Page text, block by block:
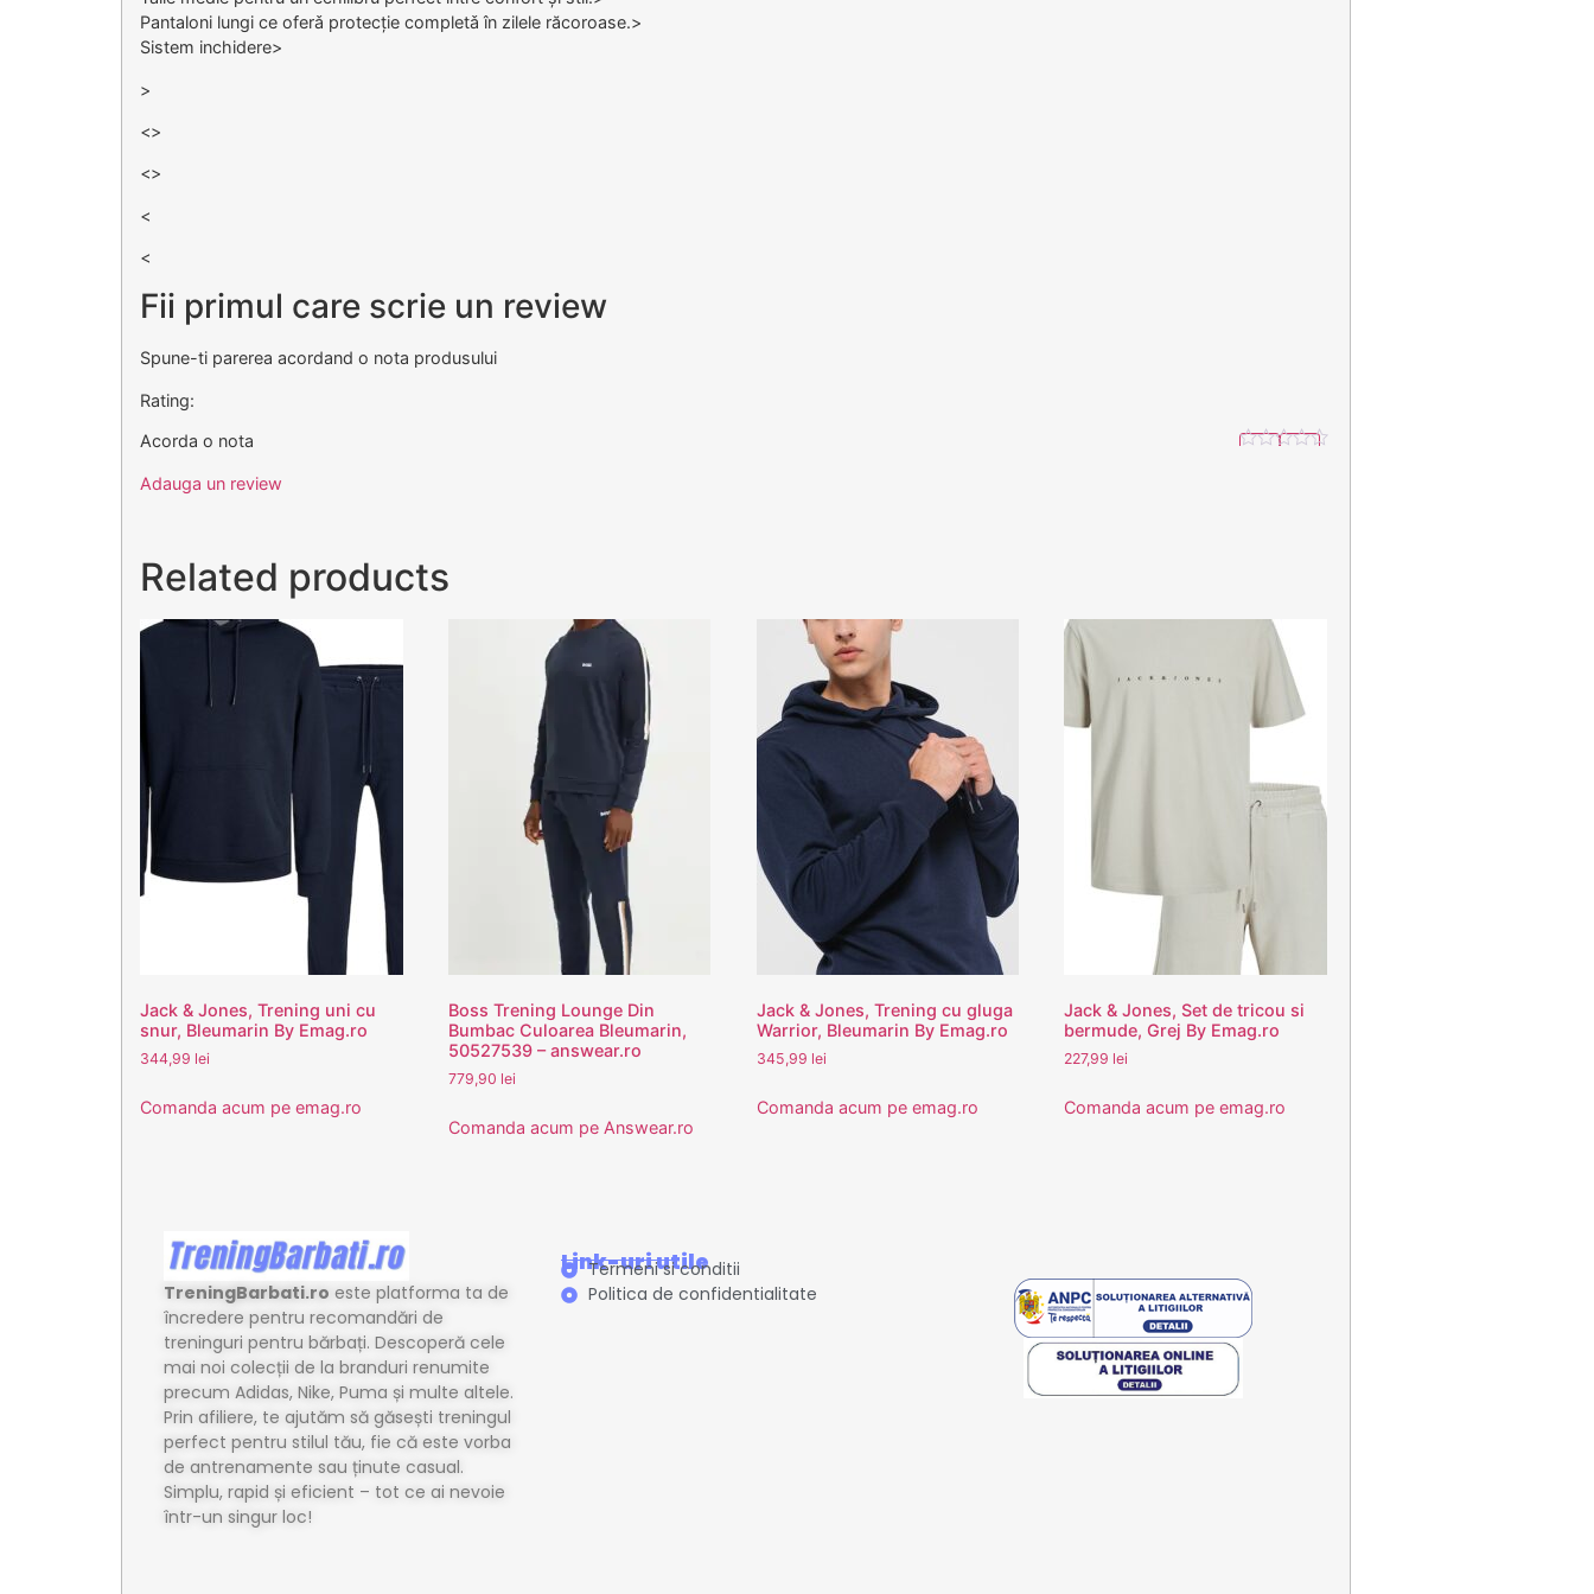
Pantaloni lungi ce oferǎ protecție completǎ în zilele răcoroase.>
Sistem inchidere>
>
<>
<>
<
<
Fii primul care scrie un review
Spune-ti parerea acordand o nota produsului
Rating:
Acorda o nota
Adauga un review
Related products
Jack & Jones, Trening uni cu
snur, Bleumarin By Emag.ro
344,99 lei
Comanda acum pe emag.ro
Boss Trening Lounge Din
Bumbac Culoarea Bleumarin,
50527539 – answear.ro
779,90 lei
Comanda acum pe Answear.ro
Jack & Jones, Trening cu gluga
Warrior, Bleumarin By Emag.ro
345,99 lei
Comanda acum pe emag.ro
Jack & Jones, Set de tricou si
bermude, Grej By Emag.ro
227,99 lei
Comanda acum pe emag.ro
TreningBarbati.ro este platforma ta de
încredere pentru recomandări de
treninguri pentru bărbați. Descoperă cele
mai noi colecții de la branduri renumite
precum Adidas, Nike, Puma și multe altele.
Prin afiliere, te ajutăm să găsești treningul
perfect pentru stilul tău, fie că este vorba
de antrenamente sau ținute casual.
Simplu, rapid și eficient – tot ce ai nevoie
într-un singur loc!
Link-uri utile
Termeni si conditii
Politica de confidentialitate